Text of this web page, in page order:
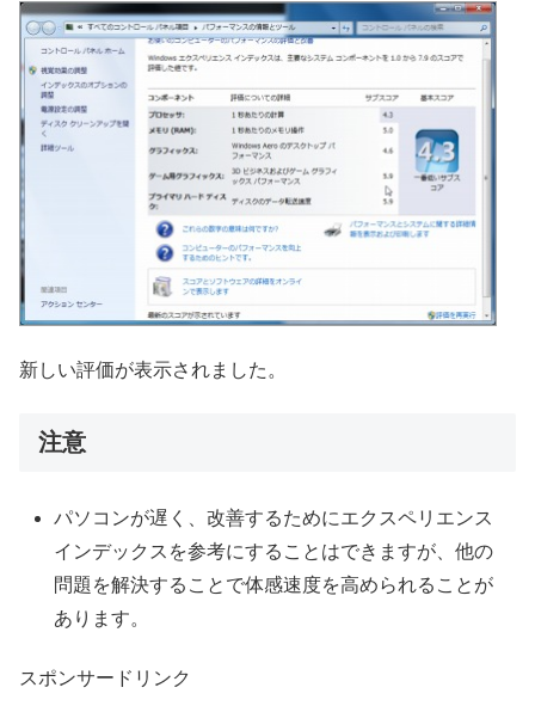
新しい評価が表示されました。
注意
パソコンが遅く、改善するためにエクスペリエンス
インデックスを参考にすることはできますが、他の
問題を解決することで体感速度を高められることが
あります。
スポンサードリンク